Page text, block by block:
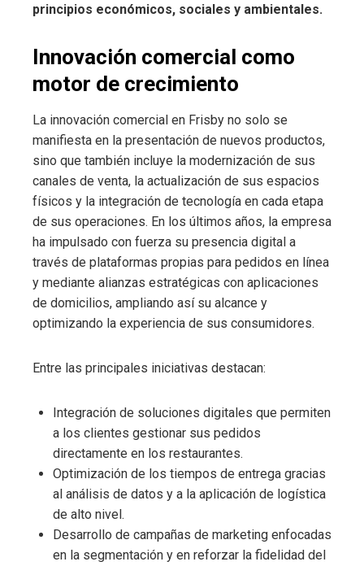
principios económicos, sociales y ambientales.
Innovación comercial como
motor de crecimiento
La innovación comercial en Frisby no solo se
manifiesta en la presentación de nuevos productos,
sino que también incluye la modernización de sus
canales de venta, la actualización de sus espacios
físicos y la integración de tecnología en cada etapa
de sus operaciones. En los últimos años, la empresa
ha impulsado con fuerza su presencia digital a
través de plataformas propias para pedidos en línea
y mediante alianzas estratégicas con aplicaciones
de domicilios, ampliando así su alcance y
optimizando la experiencia de sus consumidores.
Entre las principales iniciativas destacan:
Integración de soluciones digitales que permiten
a los clientes gestionar sus pedidos
directamente en los restaurantes.
Optimización de los tiempos de entrega gracias
al análisis de datos y a la aplicación de logística
de alto nivel.
Desarrollo de campañas de marketing enfocadas
en la segmentación y en reforzar la fidelidad del